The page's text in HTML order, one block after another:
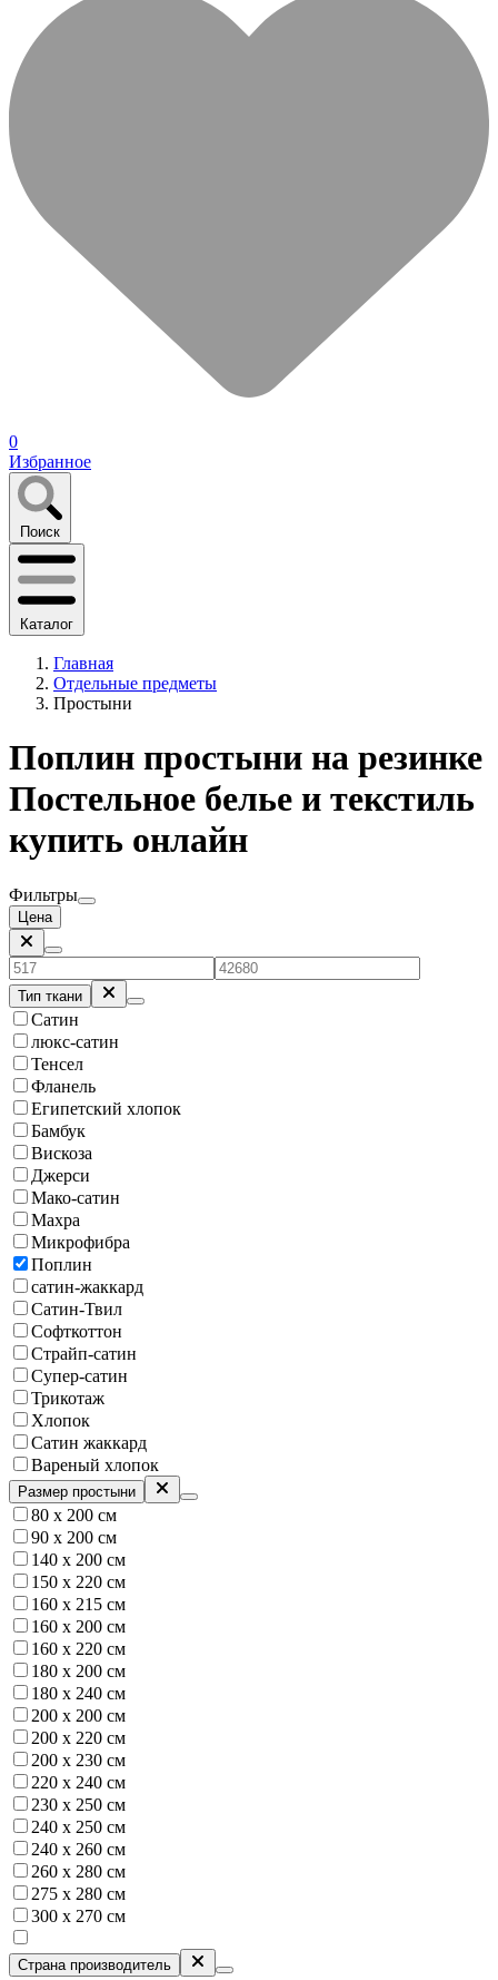
0
Избранное
Поиск
Каталог
Главная
Отдельные предметы
Простыни
Поплин простыни на резинке
Постельное белье и текстиль
купить онлайн
Фильтры
Цена
Тип ткани
Сатин
люкс-сатин
Тенсел
Фланель
Египетский хлопок
Бамбук
Вискоза
Джерси
Мако-сатин
Махра
Микрофибра
Поплин
сатин-жаккард
Сатин-Твил
Софткоттон
Страйп-сатин
Супер-сатин
Трикотаж
Хлопок
Сатин жаккард
Вареный хлопок
Размер простыни
80 х 200 см
90 х 200 см
140 х 200 см
150 x 220 см
160 х 215 см
160 х 200 см
160 х 220 см
180 х 200 см
180 х 240 см
200 х 200 см
200 х 220 см
200 х 230 см
220 х 240 см
230 х 250 см
240 х 250 см
240 х 260 см
260 х 280 см
275 х 280 см
300 х 270 см
Страна производитель